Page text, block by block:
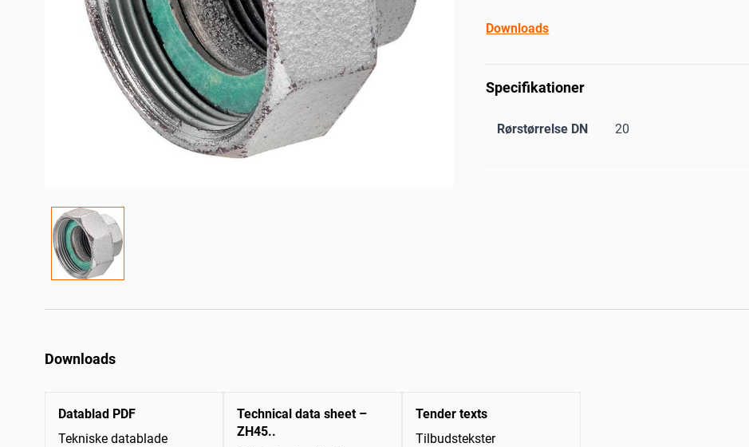
Downloads
Specifikationer
Rørstørrelse DN 20
Downloads
Datablad PDF
Tekniske datablade
Technical data sheet –
ZH45..
Tender texts
Tilbudstekster